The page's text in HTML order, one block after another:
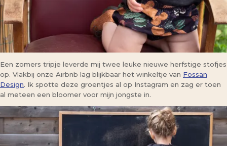
Een zomers tripje leverde mij twee leuke nieuwe herfstige stofjes
op. Vlakbij onze Airbnb lag blijkbaar het winkeltje van Fossan
Design. Ik spotte deze groentjes al op Instagram en zag er toen
al meteen een bloomer voor mijn jongste in.